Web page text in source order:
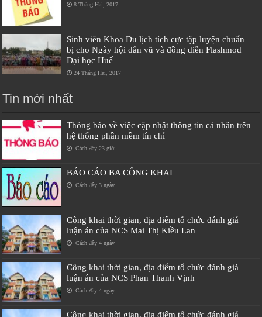
8 Tháng Hai, 2017
Sinh viên Khoa Du lịch tích cực tập luyện chuẩn
bị cho Ngày hội dân vũ và đồng diễn Flashmod
Đại học Huế
24 Tháng Hai, 2017
Tin mới nhất
Thông báo về việc cập nhật thông tin cá nhân trên
hệ thống phần mềm tín chỉ
Cách đây 23 giờ
BÁO CÁO BA CÔNG KHAI
Cách đây 3 ngày
Công khai thời gian, địa điểm tổ chức đánh giá
luận án của NCS Mai Thị Kiều Lan
Cách đây 4 ngày
Công khai thời gian, địa điểm tổ chức đánh giá
luận án của NCS Phan Thanh Vịnh
Cách đây 4 ngày
Công khai thời gian, địa điểm tổ chức đánh giá